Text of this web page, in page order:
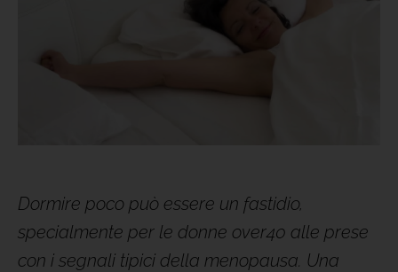
Dormire poco può essere un fastidio,
specialmente per le donne over40 alle prese
con i segnali tipici della menopausa. Una